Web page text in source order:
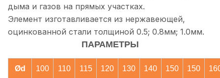
дыма и газов на прямых участках.
Элемент изготавливается из нержавеющей,
оцинкованной стали толщиной 0.5; 0.8мм; 1.0мм.
ПАРАМЕТРЫ
Ød 100 110 115 120 130 140 150 150